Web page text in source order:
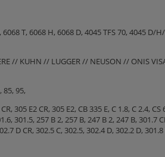
T, 6068 H, 6068 D, 4045 TFS 70, 4045 D/
// KUHN // LUGGER // NEUSON // ONIS
85, 95,
305 E2 CR, 305 E2, CB 335 E, C 1.8, C 2.4, CS
301.5, 257 B 2, 257 B, 247 B 2, 247 B, 301.7
D CR, 302.5 C, 302.5, 302.4 D, 302.2 D,